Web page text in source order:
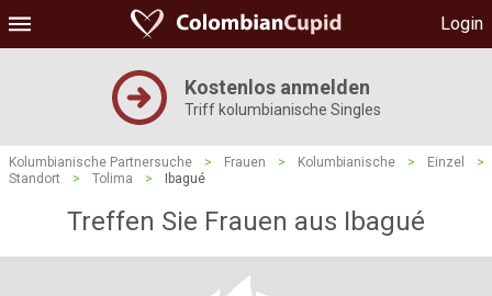
Login
Kostenlos anmelden
Triff kolumbianische Singles
Kolumbianische Partnersuche > Frauen > Kolumbianische > Einzel
>
Standort
> Tolima > Ibagué
Treffen Sie Frauen aus Ibagué